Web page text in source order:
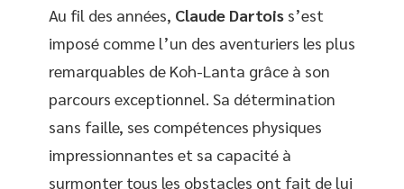
Au fil des années, Claude Dartois s’est
imposé comme l’un des aventuriers les plus
remarquables de Koh-Lanta grâce à son
parcours exceptionnel. Sa détermination
sans faille, ses compétences physiques
impressionnantes et sa capacité à
surmonter tous les obstacles ont fait de lui